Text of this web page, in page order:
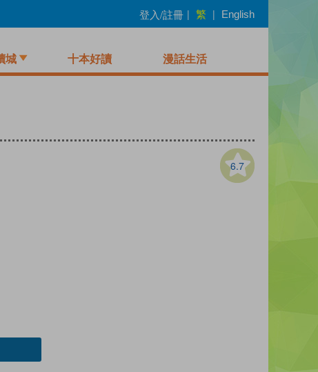
登入/註冊 | 繁 | English
城 十本好讀 漫話生活
6.7